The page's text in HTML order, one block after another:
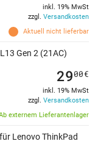
Aktuell nicht lieferbar
inkl. 19% MwSt
zzgl. Versandkosten
Gen 2 (21AC)
externem Lieferantenlager
2900€
inkl. 19% MwSt
zzgl. Versandkosten
Lenovo ThinkPad